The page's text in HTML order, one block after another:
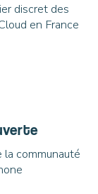
discret des
en France
communauté